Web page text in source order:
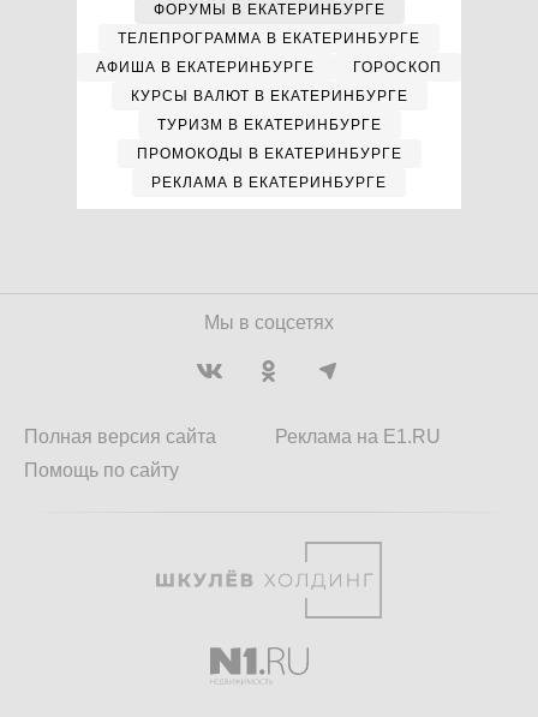
ФОРУМЫ В ЕКАТЕРИНБУРГЕ
ТЕЛЕПРОГРАММА В ЕКАТЕРИНБУРГЕ
АФИША В ЕКАТЕРИНБУРГЕ
ГОРОСКОП
КУРСЫ ВАЛЮТ В ЕКАТЕРИНБУРГЕ
ТУРИЗМ В ЕКАТЕРИНБУРГЕ
ПРОМОКОДЫ В ЕКАТЕРИНБУРГЕ
РЕКЛАМА В ЕКАТЕРИНБУРГЕ
Мы в соцсетях
Полная версия сайта
Помощь по сайту
Реклама на E1.RU